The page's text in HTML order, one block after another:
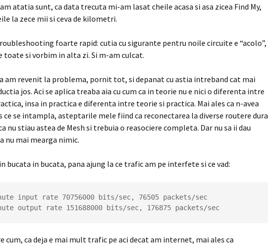
atatia sunt, ca data trecuta mi-am lasat cheile acasa si asa zicea Find My,
la zece mii si ceva de kilometri.
foarte rapid: cutia cu sigurante pentru noile circuite e “acolo”,
si vorbim in alta zi. Si m-am culcat.
am revenit la problema, pornit tot, si depanat cu astia intreband cat mai
jos. Aci se aplica treaba aia cu cum ca in teorie nu e nici o diferenta intre
insa in practica e diferenta intre teorie si practica. Mai ales ca n-avea
ce se intampla, asteptarile mele fiind ca reconectarea la diverse routere dura
nu stiau astea de Mesh si trebuia o reasociere completa. Dar nu sa ii dau
nu mai mearga nimic.
bucata in bucata, pana ajung la ce trafic am pe interfete si ce vad:
output rate 151688000 bits/sec, 176875 packets/sec
cum, ca deja e mai mult trafic pe aci decat am internet, mai ales ca